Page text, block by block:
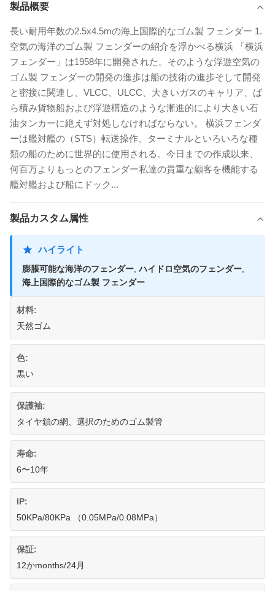
製品概要
長い耐用年数の2.5x4.5mの海上国際的なゴム製 フェンダー 1.
空気の海洋のゴム製 フェンダーの紹介を浮かべる横浜 「横浜
フェンダー」は1958年に開発された。そのような浮遊空気の
ゴム製 フェンダーの開発の進歩は船の技術の進歩そして開発
と密接に関連し、VLCC、ULCC、大きいガスのキャリア、ば
ら積み貨物船および浮遊構造のような漸進的により大きい石
油タンカーに絶えず対処しなければならない。 横浜フェンダ
ーは艦対艦の（STS）転送操作、ターミナルといろいろな種
類の船のために世界的に使用される。今日までの作成以来、
何百万よりもっとのフェンダー私達の貴重な顧客を機能する
艦対艦および船にドック...
製品カスタム属性
ハイライト
膨脹可能な海洋のフェンダー ,ハイドロ空気のフェンダー
海上国際的なゴム製 フェンダー
材料:
天然ゴム
色:
黒い
保護袖:
タイヤ鎖の網、選択のためのゴム製管
寿命:
6〜10年
IP:
50KPa/80KPa （0.05MPa/0.08MPa）
保証:
12かmonths/24月